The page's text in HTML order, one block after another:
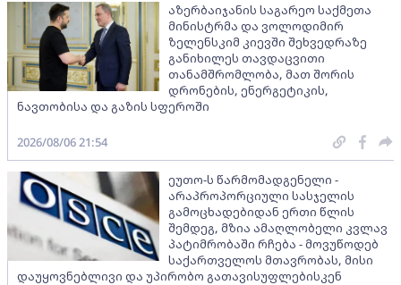
აზერბაიჯანის საგარეო საქმეთა
მინისტრმა და ვოლოდიმირ
ზელენსკიმ კიევში შეხვედრაზე
განიხილეს თავდაცვითი
თანამშრომლობა, მათ შორის
დრონების, ენერგეტიკის,
ნავთობისა და გაზის სფეროში
2026/08/06 21:54
ეუთო-ს წარმომადგენელი -
არაპროპორციული სასჯელის
გამოცხადებიდან ერთი წლის
შემდეგ, მზია ამაღლობელი კვლავ
პატიმრობაში რჩება - მოვუწოდებ
საქართველოს მთავრობას, მისი
დაუყოვნებლივი და უპირობო გათავისუფლებისკენ